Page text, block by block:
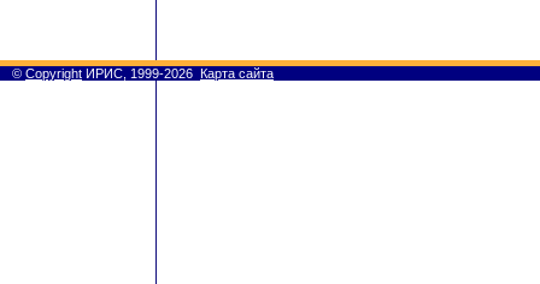
© Copyright ИРИС, 1999-2026 Карта сайта